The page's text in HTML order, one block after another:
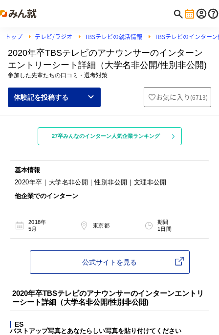
トップ テレビ/ラジオ TBSテレビの就活情報 TBSテレビのインター
2020年卒TBSテレビのアナウンサーのインターン
エントリーシート詳細（大学名非公開/性別非公開)
参加した先輩たちの口コミ・選考対策
体験記を投稿する お気に入り (6713)
27卒みんなのインターン人気企業ランキング
基本情報
2020年卒｜大学名非公開｜性別非公開｜文理非公開
他企業でのインターン
2018年
5月
東京都
期間
1日間
公式サイトを見る
2020年卒TBSテレビのアナウンサーのインターンエントリ
ーシート詳細（大学名非公開/性別非公開)
ES
バストアップ写真とあなたらしい写真を貼り付けてください